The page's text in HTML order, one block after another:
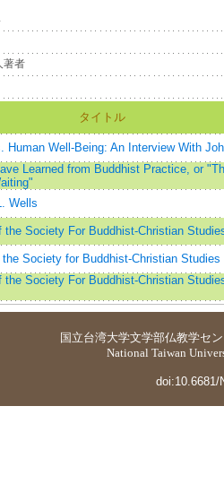
著者
タイトル
Human Well-Being: An Interview With
Learned from Buddhist Practice, or
Wells
the Society For Buddhist-Christian
Society for Buddhist-Christian Studies
the Society For Buddhist-Christian
国立台湾大学文学部仏教学セ
National Taiwan
doi:10.6681/